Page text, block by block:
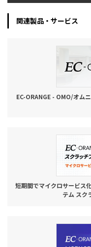
関連製品・サービス
EC-ORANGE - OMO/オム
短期間でマイクロサービス
テム スク